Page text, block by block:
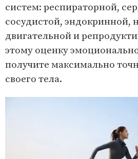
систем: респираторной,
сосудистой, эндокринной,
двигательной и
этому оценку
получите максимально
своего тела.